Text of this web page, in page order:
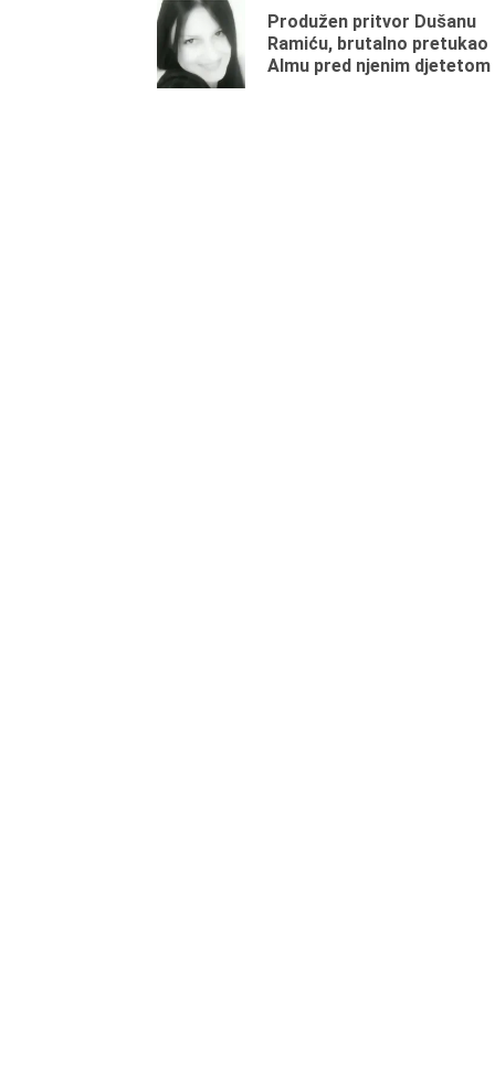
ReadingProdužen pritvor Dušanu
Ramiću, brutalno pretukao
Almu pred njenim djetetom